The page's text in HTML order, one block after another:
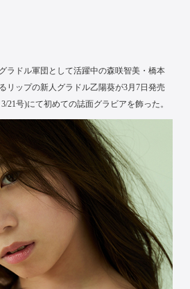
ラドル軍団として活躍中の森咲智美・橋本
リップの新人グラドル乙陽葵が3月7日発売
21号)にて初めての誌面グラビアを飾った。